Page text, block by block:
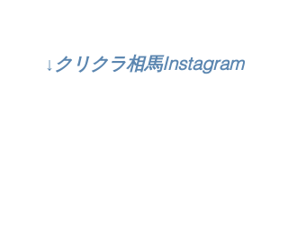
↓クリクラ相馬Instagram